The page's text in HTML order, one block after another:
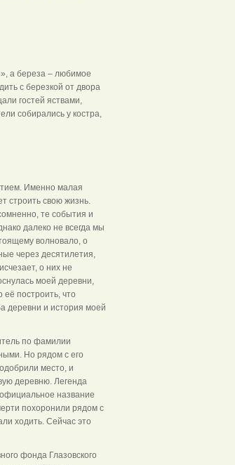
а береза – любимое
с березкой от двора
гостей яствами,
собирались у костра,
Именно малая
строить свою жизнь.
те события и
далеко не всегда мы
волновало, о
через десятилетия,
о них не
моей деревни,
построить, что
деревни и история моей
по фамилии
Но рядом с его
место, и
деревню. Легенда
название
похоронили рядом с
ходить. Сейчас это
фонда Глазовского